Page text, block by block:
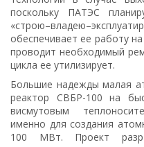
поскольку ПАТЭС
обеспечивает ее работу
проводит необходимый
цикла ее утилизирует.
Большие надежды малая
реактор СВБР-100 на
висмутовым
именно для создания
100 МВт. Проект